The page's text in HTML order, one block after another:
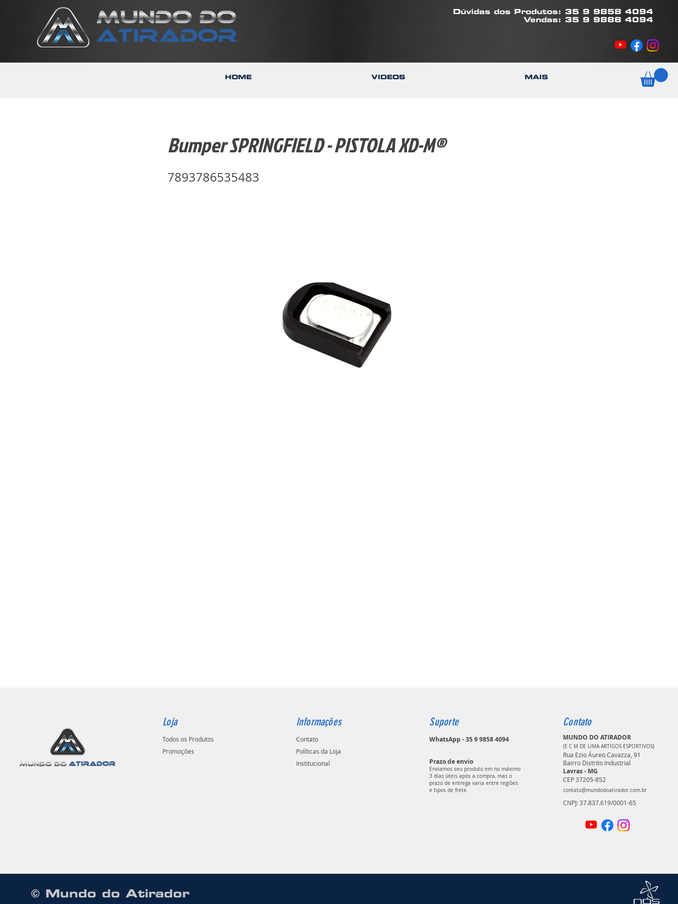
Dúvidas dos Produtos: 35 9 9858 4094
Vendas: 35 9 9888 4094
HOME VIDEOS MAIS
Bumper SPRINGFIELD - PISTOLA XD-M®
7893786535483
Loja
Todos os Produtos
Promoções
Informações
Contato
Políticas da Loja
Institucional
Suporte
WhatsApp - 35 9 9858 4094
Prazo de envio
Enviamos seu produto em no máximo
3 dias úteis após a compra, mas o
prazo de entrega varia entre regiões
e tipos de frete.
Contato
MUNDO DO ATIRADOR
(E C M DE LIMA ARTIGOS ESPORTIVOS)
Rua Ezio Áureo Cavazza, 91
Bairro Distrito Industrial
Lavras - MG
CEP 37205-852
contato@mundodoatirador.com.br
CNPJ: 37.837.619/0001-65
© Mundo do Atirador